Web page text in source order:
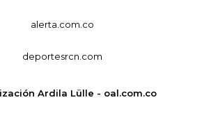
alerta.com.co
deportesrcn.com
Ardila Lülle - oal.com.co